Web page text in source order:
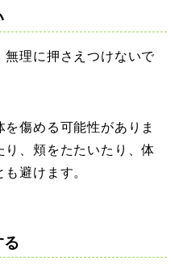
無理に押さえつけないで
傷める可能性がありま
、頬をたたいたり、体
避けます。
る